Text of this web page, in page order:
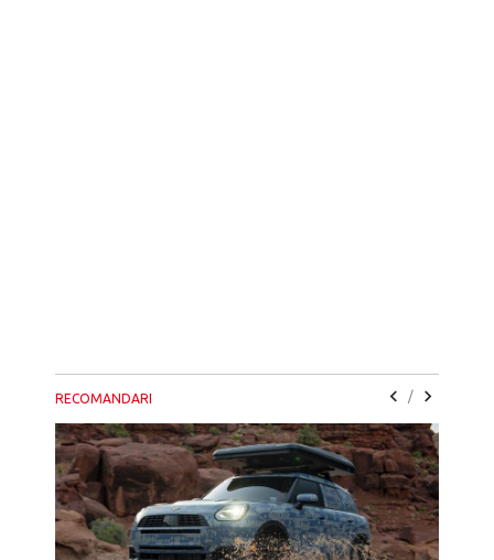
RECOMANDARI /